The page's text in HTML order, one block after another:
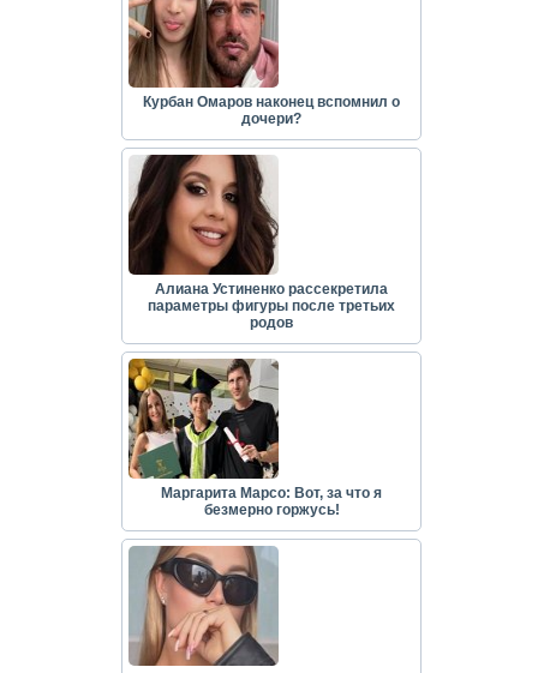
Курбан Омаров наконец вспомнил о
дочери?
Алиана Устиненко рассекретила
параметры фигуры после третьих
родов
Маргарита Марсо: Вот, за что я
безмерно горжусь!